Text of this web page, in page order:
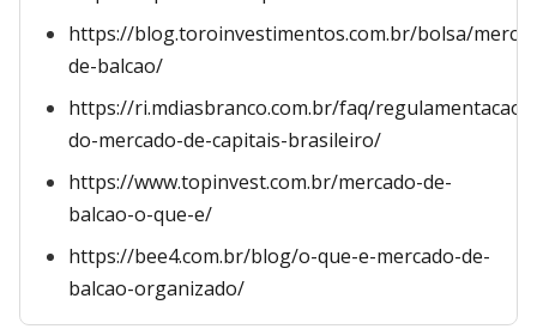
https://blog.toroinvestimentos.com.br/bolsa/
de-balcao/
https://ri.mdiasbranco.com.br/faq/regulamentacao-
do-mercado-de-capitais-brasileiro/
https://www.topinvest.com.br/mercado-de-
balcao-o-que-e/
https://bee4.com.br/blog/o-que-e-mercado-de-
balcao-organizado/